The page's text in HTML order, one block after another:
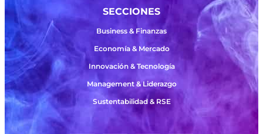
SECCIONES
Business & Finanzas
Economía & Mercado
Innovación & Tecnología
Management & Liderazgo
Sustentabilidad & RSE